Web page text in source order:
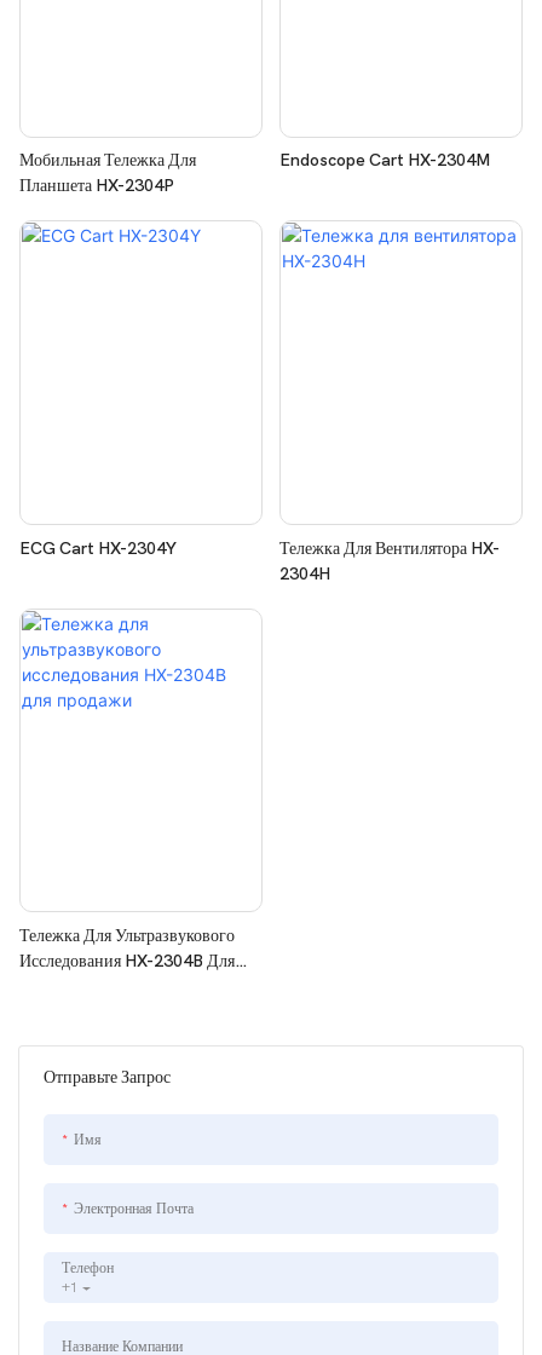
Отправьте Запрос
Имя
Электронная Почта
+1
Телефон
Название Компании
Мобильная Тележка Для
Планшета HX-2304P
Endoscope Cart HX-2304M
ECG Cart HX-2304Y
Тележка Для Вентилятора HX-
2304H
Тележка Для Ультразвукового
Исследования HX-2304B Для